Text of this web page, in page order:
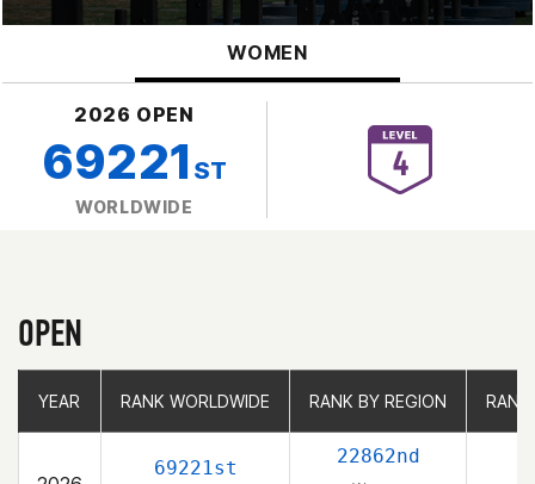
WOMEN
2026 OPEN
69221 ST
WORLDWIDE
OPEN
YEAR RANK WORLDWIDE RANK BY REGION
69221st
22862nd
YEAR RANK WORLDWIDE RANK BY REGION